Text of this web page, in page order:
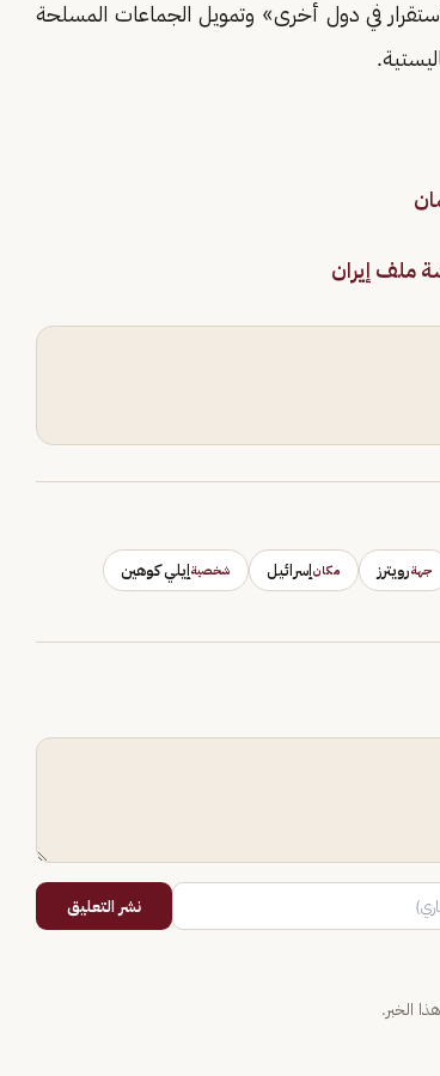
في دول أخرى» وتمويل الجماعات المسلحة
ملف إيران
جهةرويترز مكانإسرائيل شخصيةإيلي كوهين
نشر التعليق
الخبر.